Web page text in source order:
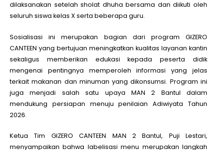
dilaksanakan setelah sholat dhuha bersama dan diikuti oleh
seluruh siswa kelas X serta beberapa guru.
Sosialisasi ini merupakan bagian dari program GIZERO
CANTEEN yang bertujuan meningkatkan kualitas layanan kantin
sekaligus memberikan edukasi kepada peserta didik
mengenai pentingnya memperoleh informasi yang jelas
terkait makanan dan minuman yang dikonsumsi. Program ini
juga menjadi salah satu upaya MAN 2 Bantul dalam
mendukung persiapan menuju penilaian Adiwiyata Tahun
2026.
Ketua Tim GIZERO CANTEEN MAN 2 Bantul, Puji Lestari,
menyampaikan bahwa labelisasi menu merupakan langkah